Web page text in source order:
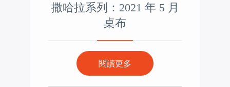
撒哈拉系列：2021 年 5 月
桌布
閱讀更多